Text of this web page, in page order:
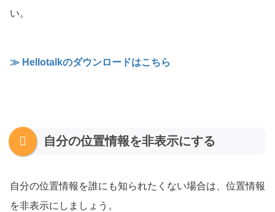
い。
≫ Hellotalkのダウンロードはこちら
自分の位置情報を非表示にする
自分の位置情報を誰にも知られたくない場合は、位置情報
を非表示にしましょう。